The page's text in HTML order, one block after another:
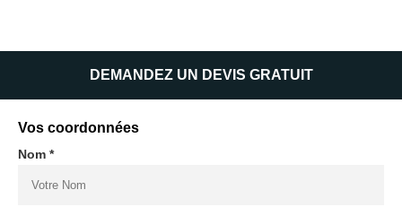
DEMANDEZ UN DEVIS GRATUIT
Vos coordonnées
Nom *